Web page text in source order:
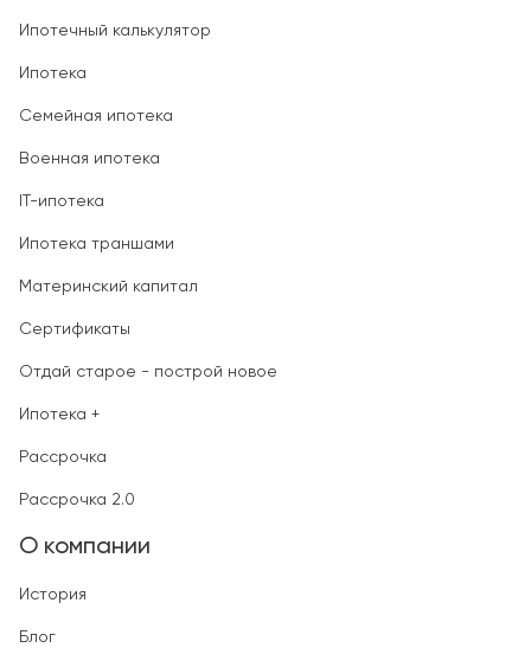
Ипотечный калькулятор
Ипотека
Семейная ипотека
Военная ипотека
IT-ипотека
Ипотека траншами
Материнский капитал
Сертификаты
Отдай старое - построй новое
Ипотека +
Рассрочка
Рассрочка 2.0
О компании
История
Блог